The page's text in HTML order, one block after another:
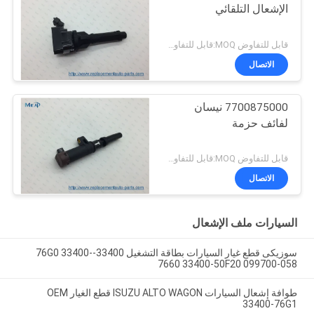
الإشعال التلقائي
الاتصال
7700875000 نيسان
لفائف حزمة
قابل للتفاوض MOQ:قابل للتفاوض
الاتصال
السيارات ملف الإشعال
سوزيكى قطع غيار السيارات بطاقة التشغيل 33400-76G0 33400-
7660 33400-50F20 099700-058
طوافة إشعال السيارات ISUZU ALTO WAGON قطع الغيار OEM
33400-76G1